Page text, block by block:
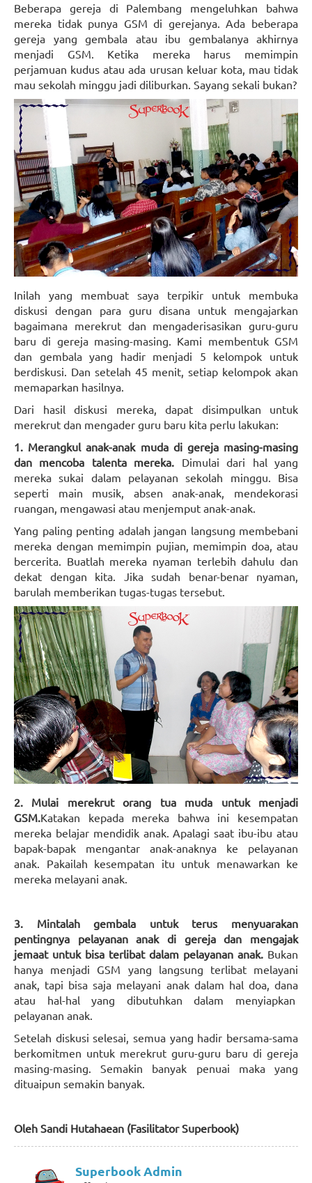
Beberapa gereja di Palembang mengeluhkan bahwa
mereka tidak punya GSM di gerejanya. Ada beberapa
gereja yang gembala atau ibu gembalanya akhirnya
menjadi GSM. Ketika mereka harus memimpin
perjamuan kudus atau ada urusan keluar kota, mau tidak
mau sekolah minggu jadi diliburkan. Sayang sekali bukan?
Inilah yang membuat saya terpikir untuk membuka
diskusi dengan para guru disana untuk mengajarkan
bagaimana merekrut dan mengaderisasikan guru-guru
baru di gereja masing-masing. Kami membentuk GSM
dan gembala yang hadir menjadi 5 kelompok untuk
berdiskusi. Dan setelah 45 menit, setiap kelompok akan
memaparkan hasilnya.
Dari hasil diskusi mereka, dapat disimpulkan untuk
merekrut dan mengader guru baru kita perlu lakukan:
1. Merangkul anak-anak muda di gereja masing-masing
dan mencoba talenta mereka. Dimulai dari hal yang
mereka sukai dalam pelayanan sekolah minggu. Bisa
seperti main musik, absen anak-anak, mendekorasi
ruangan, mengawasi atau menjemput anak-anak.
Yang paling penting adalah jangan langsung membebani
mereka dengan memimpin pujian, memimpin doa, atau
bercerita. Buatlah mereka nyaman terlebih dahulu dan
dekat dengan kita. Jika sudah benar-benar nyaman,
barulah memberikan tugas-tugas tersebut.
2. Mulai merekrut orang tua muda untuk menjadi
GSM.Katakan kepada mereka bahwa ini kesempatan
mereka belajar mendidik anak. Apalagi saat ibu-ibu atau
bapak-bapak mengantar anak-anaknya ke pelayanan
anak. Pakailah kesempatan itu untuk menawarkan ke
mereka melayani anak.
3. Mintalah gembala untuk terus menyuarakan
pentingnya pelayanan anak di gerejadan mengajak
jemaat untuk bisa terlibat dalam pelayanan anak. Bukan
hanya menjadi GSM yang langsung terlibat melayani
anak, tapi bisa saja melayani anak dalam hal doa, dana
atau hal-hal yang dibutuhkan dalam menyiapkan
pelayanan anak.
Setelah diskusi selesai, semua yang hadir bersama-sama
berkomitmen untuk merekrut guru-guru baru di gereja
masing-masing. Semakin banyak penuai maka yang
dituaipun semakin banyak.
Oleh Sandi Hutahaean (Fasilitator Superbook)
Superbook Admin